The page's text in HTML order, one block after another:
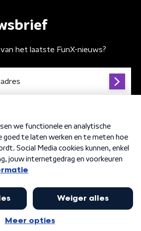
het laatste FunX-nieuws?
Privacybeleid